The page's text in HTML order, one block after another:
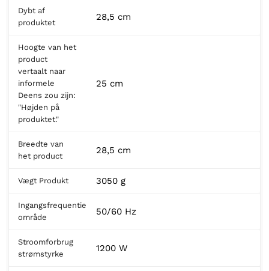
Dybt af
produktet
28,5 cm
Hoogte van het
product
vertaalt naar
informele
Deens zou zijn:
"Højden på
produktet."
25 cm
Breedte van
het product
28,5 cm
Vægt Produkt 3050 g
Ingangsfrequentie
område
50/60 Hz
Stroomforbrug
strømstyrke
1200 W